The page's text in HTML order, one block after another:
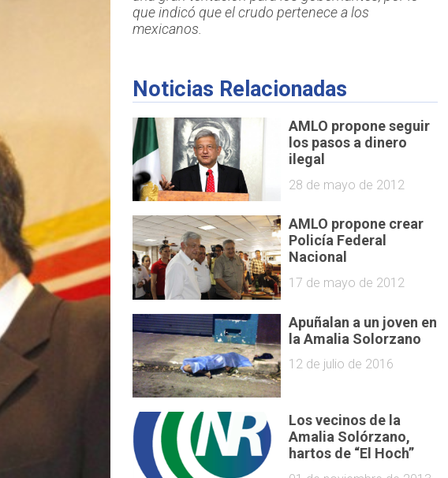
que indicó que el crudo pertenece a los
mexicanos.
Noticias Relacionadas
AMLO propone seguir
los pasos a dinero
ilegal
28 de mayo de 2012
AMLO propone crear
Policía Federal
Nacional
17 de mayo de 2012
Apuñalan a un joven en
la Amalia Solorzano
12 de julio de 2016
Los vecinos de la
Amalia Solórzano,
hartos de “El Hoch”